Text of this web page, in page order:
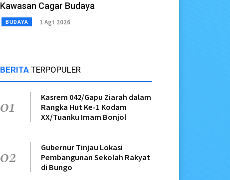
Kawasan Cagar Budaya
BUDAYA 1 Agt 2026
BERITA TERPOPULER
01
Kasrem 042/Gapu Ziarah dalam
Rangka Hut Ke-1 Kodam
XX/Tuanku Imam Bonjol
02
Gubernur Tinjau Lokasi
Pembangunan Sekolah Rakyat
di Bungo